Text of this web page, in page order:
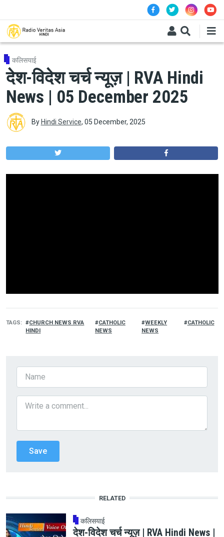
कलिसयाई
देश-विदेश चर्च न्यूज़ | RVA Hindi
News | 05 December 2025
By Hindi Service, 05 December, 2025
TAGS
CHURCH NEWS RVA
HINDI
CATHOLIC
NEWS
WEEKLY
NEWS
CATHOLIC
RELATED
कलिसयाई
देश-विदेश चर्च न्यूज़ | RVA Hindi News |